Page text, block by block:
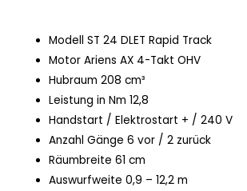
Modell ST 24 DLET Rapid Track
Motor Ariens AX 4-Takt OHV
Hubraum 208 cm³
Leistung in Nm 12,8
Handstart / Elektrostart + / 240 V
Anzahl Gänge 6 vor / 2 zurück
Räumbreite 61 cm
Auswurfweite 0,9 – 12,2 m